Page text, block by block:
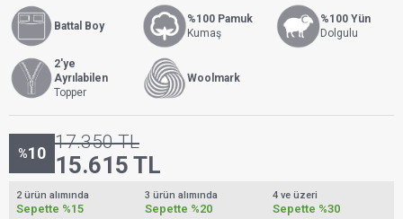
Battal Boy
%100 Pamuk
Kumaş
%100 Yün
Dolgulu
2'ye
Ayrılabilen
Topper
Woolmark
%10
17.350TL
15.615 TL
2 ürün alımında
Sepette %15
3 ürün alımında
Sepette %20
4 ve üzeri
Sepette %30